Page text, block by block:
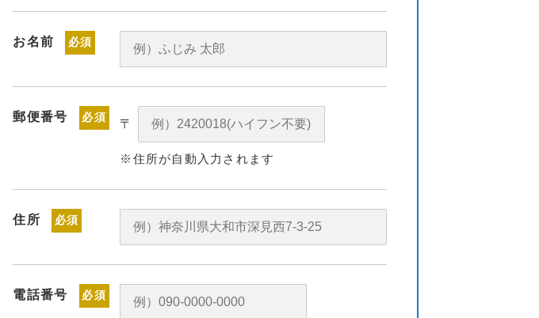
お名前 必須
郵便番号 必須 〒
※住所が自動入力されます
住所 必須
電話番号 必須